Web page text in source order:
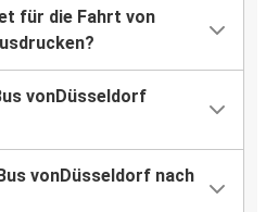
für die Fahrt von
vonDüsseldorf
vonDüsseldorf nach